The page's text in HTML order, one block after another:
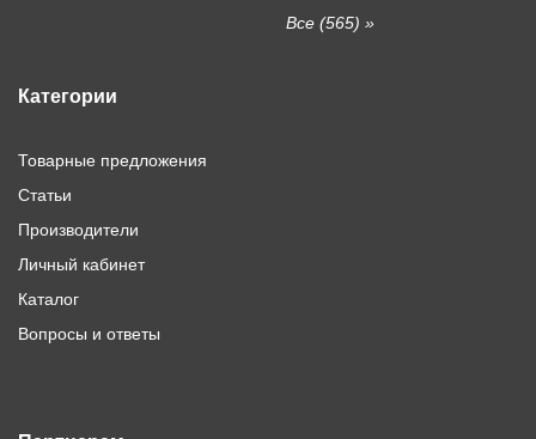
Все (565) »
Категории
Товарные предложения
Статьи
Производители
Личный кабинет
Каталог
Вопросы и ответы